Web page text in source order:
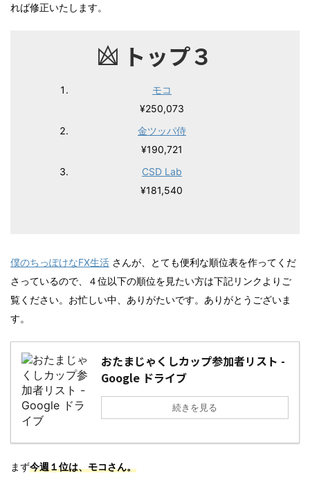
れば修正いたします。
トップ３
モコ
¥250,073
金ツッパ侍
¥190,721
CSD Lab
¥181,540
僕のちっぽけなFX生活 さんが、とても便利な順位表を作ってくだ
さっているので、４位以下の順位を見たい方は下記リンクよりご
覧ください。お忙しい中、ありがたいです。ありがとうございま
す。
おたまじゃくしカップ参加者リスト -
Google ドライブ
続きを見る
まず今週１位は、モコさん。